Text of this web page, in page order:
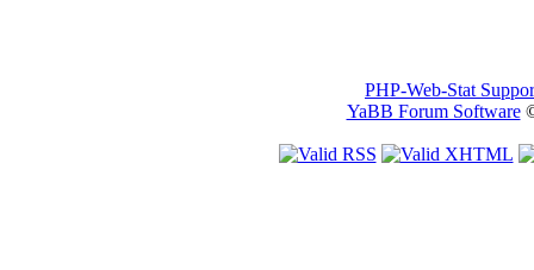
PHP-Web-Stat
YaBB Forum Software©